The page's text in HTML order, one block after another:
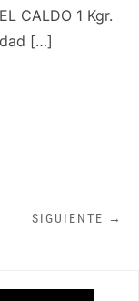
CALDO 1 Kgr.
[…]
SIGUIENTE →